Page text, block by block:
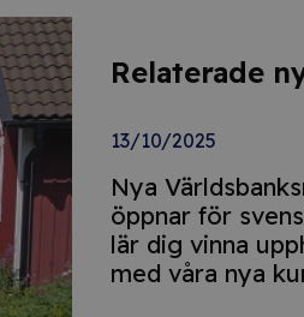
Relaterade
13/10/2025
Nya
öppnar för
lär dig vinna
med våra nya